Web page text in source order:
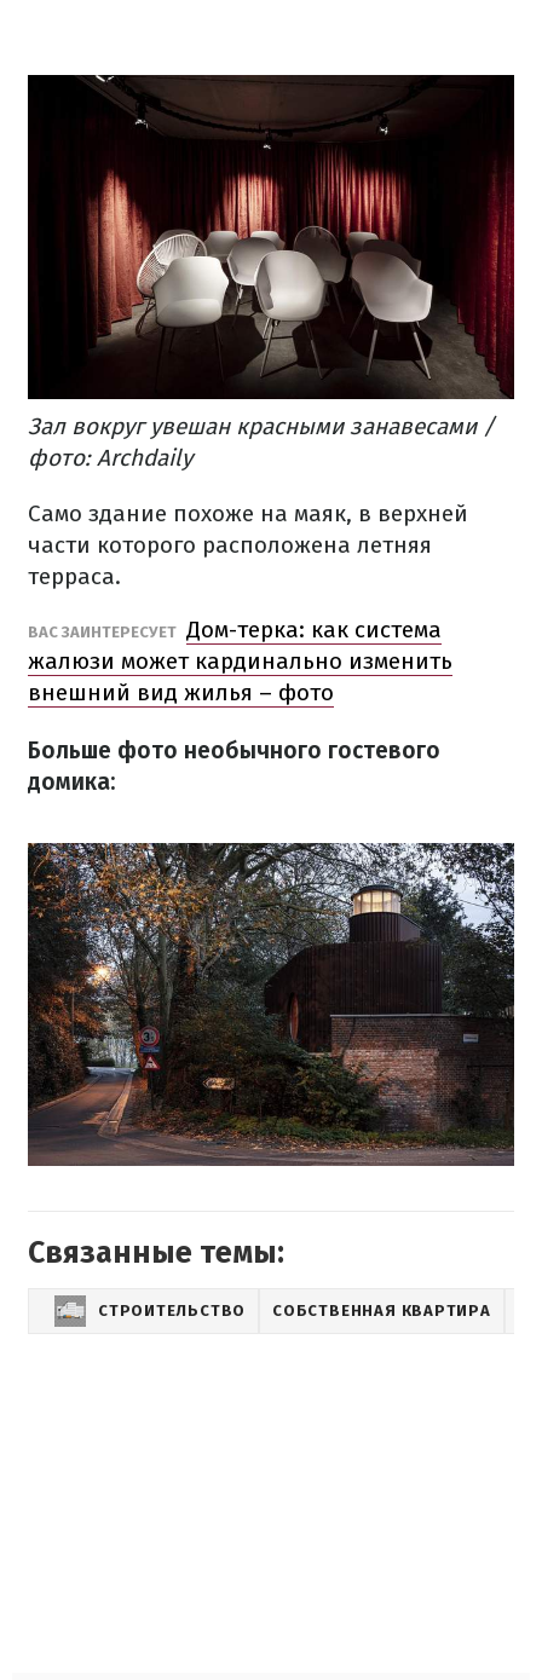
Зал вокруг увешан красными занавесами /
фото: Archdaily
Само здание похоже на маяк, в верхней
части которого расположена летняя
терраса.
ВАС ЗАИНТЕРЕСУЕТ Дом-терка: как система
жалюзи может кардинально изменить
внешний вид жилья – фото
Больше фото необычного гостевого
домика:
Связанные темы:
СТРОИТЕЛЬСТВО СОБСТВЕННАЯ КВАРТИРА